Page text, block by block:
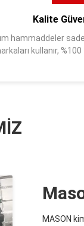
Kalite
hammaddeler
kullanır,
MASON